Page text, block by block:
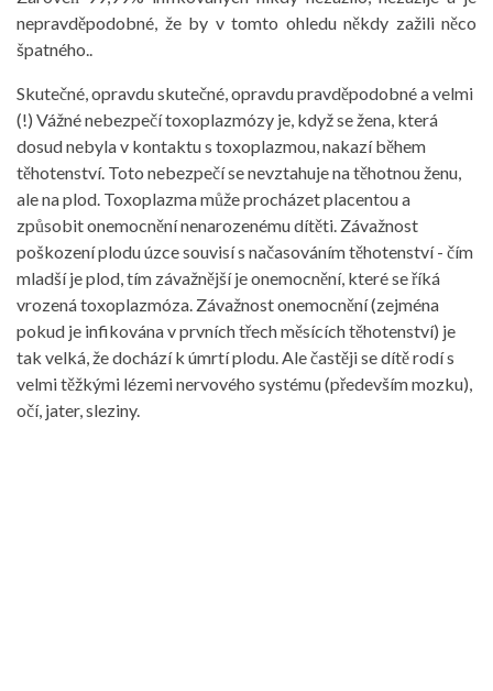
nepravděpodobné, že by v tomto ohledu někdy zažili něco
špatného..
Skutečné, opravdu skutečné, opravdu pravděpodobné a velmi
(!) Vážné nebezpečí toxoplazmózy je, když se žena, která
dosud nebyla v kontaktu s toxoplazmou, nakazí během
těhotenství. Toto nebezpečí se nevztahuje na těhotnou ženu,
ale na plod. Toxoplazma může procházet placentou a
způsobit onemocnění nenarozenému dítěti. Závažnost
poškození plodu úzce souvisí s načasováním těhotenství - čím
mladší je plod, tím závažnější je onemocnění, které se říká
vrozená toxoplazmóza. Závažnost onemocnění (zejména
pokud je infikována v prvních třech měsících těhotenství) je
tak velká, že dochází k úmrtí plodu. Ale častěji se dítě rodí s
velmi těžkými lézemi nervového systému (především mozku),
očí, jater, sleziny.